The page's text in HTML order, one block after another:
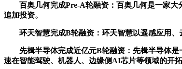
百奥几何完成Pre-A轮融资：百奥几何是一家大
追加投资。
环天智慧完成B轮融资：环天智慧以遥感应用、
先楫半导体完成近亿元B轮融资：先楫半导体是
速在智能驾驶、机器人、边缘侧AI芯片等领域的开拓